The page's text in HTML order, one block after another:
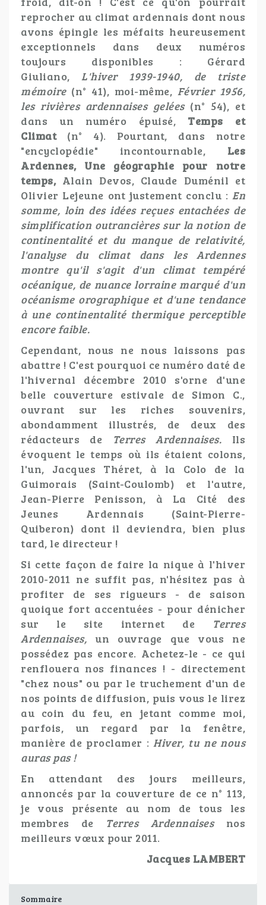
reprocher au climat ardennais dont nous
avons épingle les méfaits heureusement
exceptionnels dans deux numéros
toujours disponibles : Gérard
Giuliano, L'hiver 1939-1940, de triste
mémoire (n° 41), moi-même, Février 1956,
les rivières ardennaises gelées (n° 54), et
dans un numéro épuisé, Temps et
Climat (n° 4). Pourtant, dans notre
"encyclopédie" incontournable, Les
Ardennes, Une géographie pour notre
temps, Alain Devos, Claude Duménil et
Olivier Lejeune ont justement conclu : En
somme, loin des idées reçues entachées de
simplification outrancières sur la notion de
continentalité et du manque de relativité,
l'analyse du climat dans les Ardennes
montre qu'il s'agit d'un climat tempéré
océanique, de nuance lorraine marqué d'un
océanisme orographique et d'une tendance
à une continentalité thermique perceptible
encore faible.
Cependant, nous ne nous laissons pas
abattre ! C'est pourquoi ce numéro daté de
l'hivernal décembre 2010 s'orne d'une
belle couverture estivale de Simon C.,
ouvrant sur les riches souvenirs,
abondamment illustrés, de deux des
rédacteurs de Terres Ardennaises. Ils
évoquent le temps où ils étaient colons,
l'un, Jacques Théret, à la Colo de la
Guimorais (Saint-Coulomb) et l'autre,
Jean-Pierre Penisson, à La Cité des
Jeunes Ardennais (Saint-Pierre-
Quiberon) dont il deviendra, bien plus
tard, le directeur !
Si cette façon de faire la nique à l'hiver
2010-2011 ne suffit pas, n'hésitez pas à
profiter de ses rigueurs - de saison
quoique fort accentuées - pour dénicher
sur le site internet de Terres
Ardennaises, un ouvrage que vous ne
possédez pas encore. Achetez-le - ce qui
renflouera nos finances ! - directement
"chez nous" ou par le truchement d'un de
nos points de diffusion, puis vous le lirez
au coin du feu, en jetant comme moi,
parfois, un regard par la fenêtre,
manière de proclamer :Hiver, tu ne nous
auras pas !
En attendant des jours meilleurs,
annoncés par la couverture de ce n° 113,
je vous présente au nom de tous les
membres de Terres Ardennaises nos
meilleurs vœux pour 2011.
Jacques LAMBERT
Sommaire